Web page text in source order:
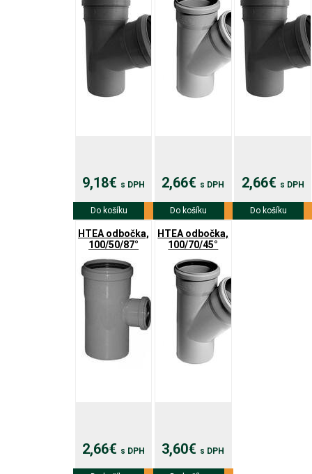
9,18€ s DPH
Viac info
Do košíku
2,66€ s DPH
Viac info
Do košíku
2,66€ s DPH
Viac info
Do košíku
HTEA odbočka,
100/50/87°
2,66€ s DPH
HTEA odbočka,
100/70/45°
3,60€ s DPH